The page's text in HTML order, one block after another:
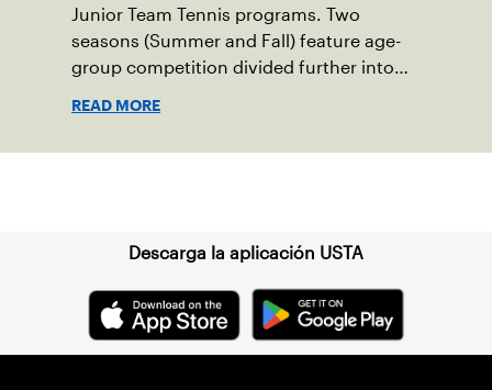
Junior Team Tennis programs. Two
seasons (Summer and Fall) feature age-
group competition divided further into
READ MORE
Descarga la aplicación USTA